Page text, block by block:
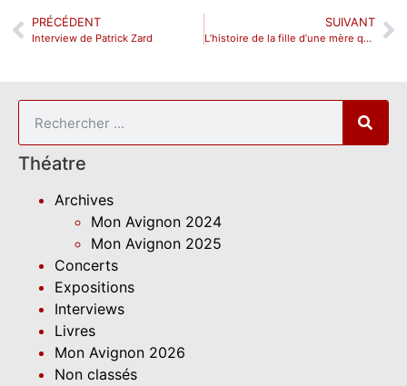
Théatre
Archives
Mon Avignon 2024
Mon Avignon 2025
Concerts
Expositions
Interviews
Livres
Mon Avignon 2026
Non classés
PRÉCÉDENT
Interview de Patrick Zard
SUIVANT
L’histoire de la fille d’une mère qui devient la mère d’une fille qui ne sera pas mère au Théâtre des Lila’s